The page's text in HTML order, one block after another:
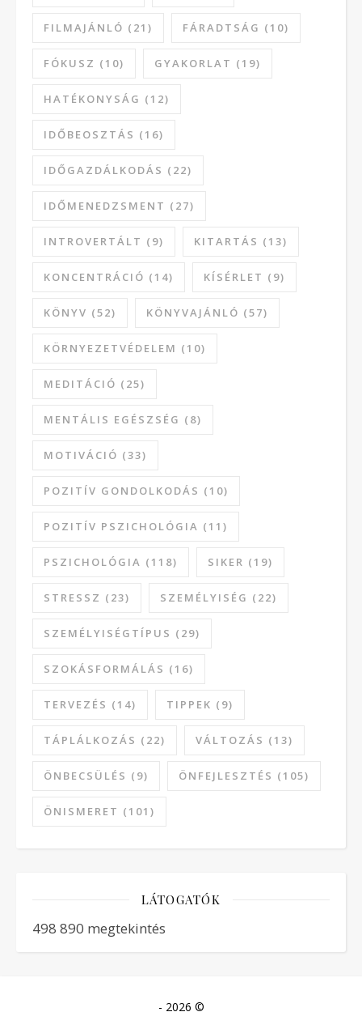
FILMAJÁNLÓ (21) FÁRADTSÁG (10)
FÓKUSZ (10) GYAKORLAT (19)
HATÉKONYSÁG (12)
IDŐBEOSZTÁS (16)
IDŐGAZDÁLKODÁS (22)
IDŐMENEDZSMENT (27)
INTROVERTÁLT (9) KITARTÁS (13)
KONCENTRÁCIÓ (14) KÍSÉRLET (9)
KÖNYV (52) KÖNYVAJÁNLÓ (57)
KÖRNYEZETVÉDELEM (10)
MEDITÁCIÓ (25)
MENTÁLIS EGÉSZSÉG (8)
MOTIVÁCIÓ (33)
POZITÍV GONDOLKODÁS (10)
POZITÍV PSZICHOLÓGIA (11)
PSZICHOLÓGIA (118) SIKER (19)
STRESSZ (23) SZEMÉLYISÉG (22)
SZEMÉLYISÉGTÍPUS (29)
SZOKÁSFORMÁLÁS (16)
TERVEZÉS (14) TIPPEK (9)
TÁPLÁLKOZÁS (22) VÁLTOZÁS (13)
ÖNBECSÜLÉS (9) ÖNFEJLESZTÉS (105)
ÖNISMERET (101)
LÁTOGATÓK
498 890 megtekintés
- 2026 ©